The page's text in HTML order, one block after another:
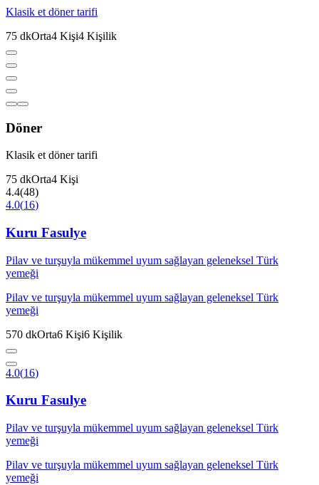
Klasik et döner tarifi
75 dkOrta4 Kişi4 Kişilik
Döner
Klasik et döner tarifi
75 dkOrta4 Kişi
4.4(48)
4.0(16)
Kuru Fasulye
Pilav ve turşuyla mükemmel uyum sağlayan geleneksel Türk
yemeği
Pilav ve turşuyla mükemmel uyum sağlayan geleneksel Türk
yemeği
570 dkOrta6 Kişi6 Kişilik
4.0(16)
Kuru Fasulye
Pilav ve turşuyla mükemmel uyum sağlayan geleneksel Türk
yemeği
Pilav ve turşuyla mükemmel uyum sağlayan geleneksel Türk
yemeği